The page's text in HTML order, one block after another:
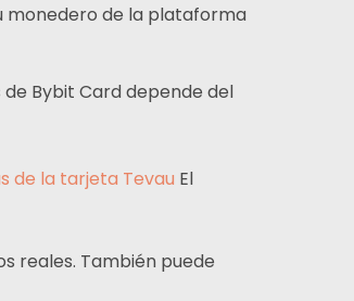
monedero de la plataforma
Bybit Card depende del
de la tarjeta Tevau El
reales. También puede